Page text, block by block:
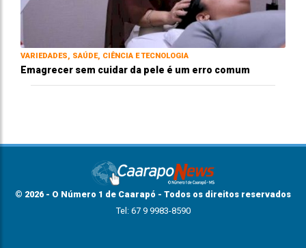
VARIEDADES, SAÚDE, CIÊNCIA E TECNOLOGIA
Emagrecer sem cuidar da pele é um erro comum
© 2026 - O Número 1 de Caarapó - Todos os direitos reservados
Tel: 67 9 9983-8590